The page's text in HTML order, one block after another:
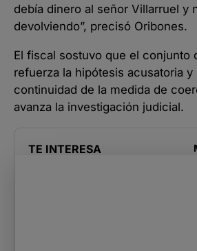
debía dinero al señor Villarruel y
devolviendo”, precisó Oribones.
El fiscal sostuvo que el conjunto
refuerza la hipótesis acusatoria y
continuidad de la medida de
avanza la investigación judicial.
TE INTERESA